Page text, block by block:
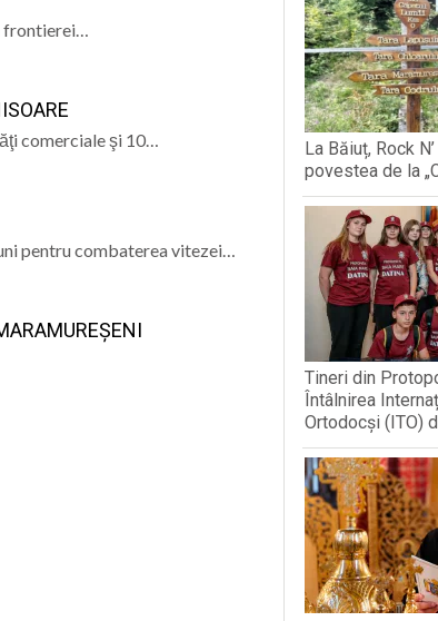
nopții
la cele veșnice a Arhimandritului Sofronie
august – paradă internațională, lansare de
BREB
comerciale şi 10…
pentru combaterea vitezei…
La Băiuț, Rock
povestea de la
Tineri din
Întâlnirea
Ortodocși (ITO)